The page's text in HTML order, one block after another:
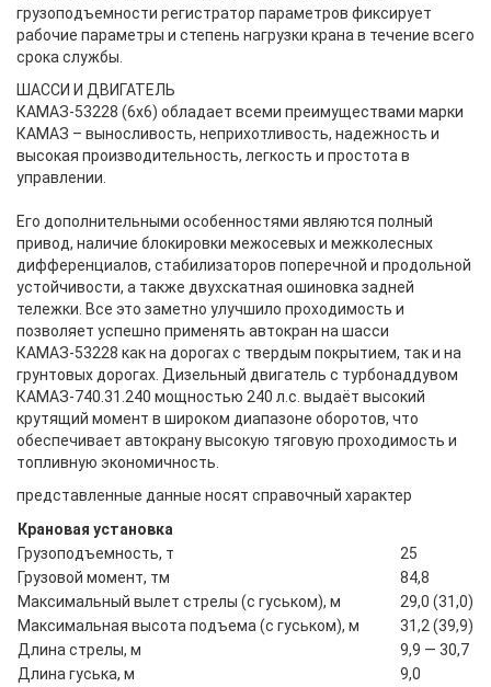
грузоподъемности регистратор параметров фиксирует
рабочие параметры и степень нагрузки крана в течение всего
срока службы.
ШАССИ И ДВИГАТЕЛЬ
КАМАЗ-53228 (6х6) обладает всеми преимуществами марки
КАМАЗ – выносливость, неприхотливость, надежность и
высокая производительность, легкость и простота в
управлении.
Его дополнительными особенностями являются полный
привод, наличие блокировки межосевых и межколесных
дифференциалов, стабилизаторов поперечной и продольной
устойчивости, а также двухскатная ошиновка задней
тележки. Все это заметно улучшило проходимость и
позволяет успешно применять автокран на шасси
КАМАЗ-53228 как на дорогах с твердым покрытием, так и на
грунтовых дорогах. Дизельный двигатель с турбонаддувом
КАМАЗ-740.31.240 мощностью 240 л.с. выдаёт высокий
крутящий момент в широком диапазоне оборотов, что
обеспечивает автокрану высокую тяговую проходимость и
топливную экономичность.
представленные данные носят справочный характер
Крановая установка
Грузоподъемность, т
25
Грузовой момент, тм
84,8
Максимальный вылет стрелы (с гуськом), м
29,0 (31,0)
Максимальная высота подъема (с гуськом), м
31,2 (39,9)
Длина стрелы, м
9,9 — 30,7
Длина гуська, м
9,0